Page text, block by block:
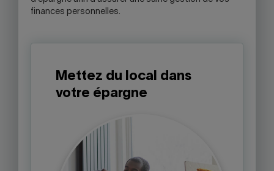
finances personnelles.
Mettez du local dans
votre épargne